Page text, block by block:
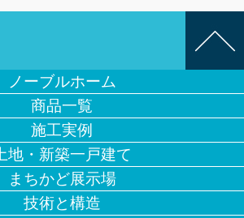
ノーブルホーム
商品一覧
施工実例
地・新築一戸建て
まちかど展示場
技術と構造